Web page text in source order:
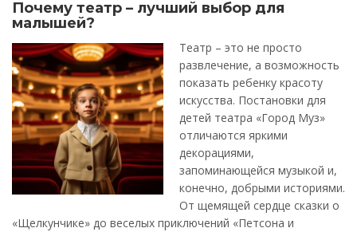
Почему театр – лучший выбор для
малышей?
Театр – это не просто
развлечение, а возможность
показать ребенку красоту
искусства. Постановки для
детей театра «Город Муз»
отличаются яркими
декорациями,
запоминающейся музыкой и,
конечно, добрыми историями.
От щемящей сердце сказки о
«Щелкунчике» до веселых приключений «Петсона и